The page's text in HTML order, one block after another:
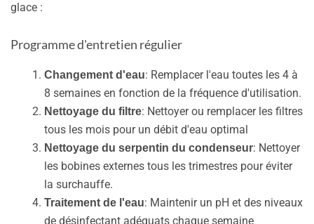
glace :
Programme d'entretien régulier
Changement d'eau: Remplacer l'eau toutes les 4 à
8 semaines en fonction de la fréquence d'utilisation.
Nettoyage du filtre: Nettoyer ou remplacer les filtres
tous les mois pour un débit d'eau optimal
Nettoyage du serpentin du condenseur: Nettoyer
les bobines externes tous les trimestres pour éviter
la surchauffe.
Traitement de l'eau: Maintenir un pH et des niveaux
de désinfectant adéquats chaque semaine